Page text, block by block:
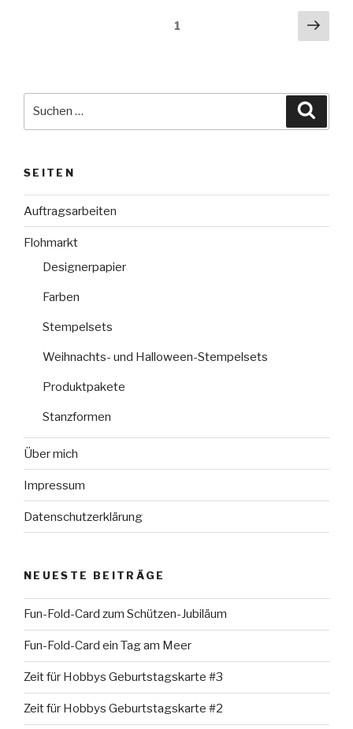
1
SEITEN
Auftragsarbeiten
Flohmarkt
Designerpapier
Farben
Stempelsets
Weihnachts- und Halloween-Stempelsets
Produktpakete
Stanzformen
Über mich
Impressum
Datenschutzerklärung
NEUESTE BEITRÄGE
Fun-Fold-Card zum Schützen-Jubiläum
Fun-Fold-Card ein Tag am Meer
Zeit für Hobbys Geburtstagskarte #3
Zeit für Hobbys Geburtstagskarte #2